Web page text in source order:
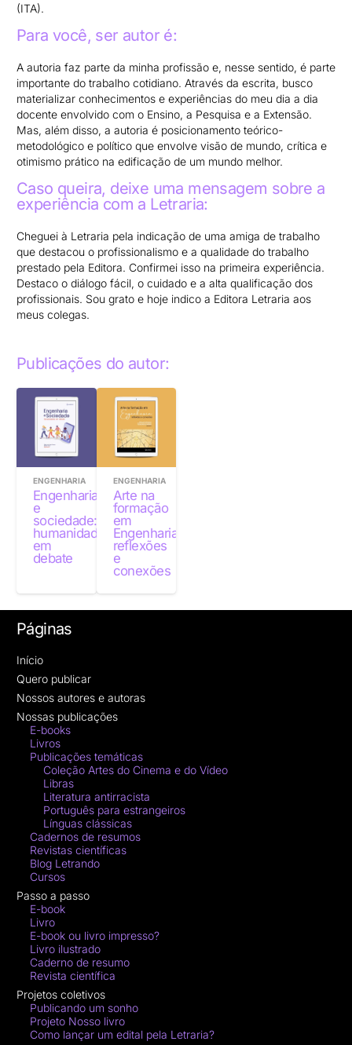
(ITA).
Para você, ser autor é:
A autoria faz parte da minha profissão e, nesse sentido, é parte
importante do trabalho cotidiano. Através da escrita, busco
materializar conhecimentos e experiências do meu dia a dia
docente envolvido com o Ensino, a Pesquisa e a Extensão.
Mas, além disso, a autoria é posicionamento teórico-
metodológico e político que envolve visão de mundo, crítica e
otimismo prático na edificação de um mundo melhor.
Caso queira, deixe uma mensagem sobre a
experiência com a Letraria:
Cheguei à Letraria pela indicação de uma amiga de trabalho
que destacou o profissionalismo e a qualidade do trabalho
prestado pela Editora. Confirmei isso na primeira experiência.
Destaco o diálogo fácil, o cuidado e a alta qualificação dos
profissionais. Sou grato e hoje indico a Editora Letraria aos
meus colegas.
Publicações do autor:
ENGENHARIA
Engenharia
e
sociedade:
humanidades
em
debate
ENGENHARIA
Arte na
formação
em
Engenharia:
reflexões
e
conexões
Páginas
Início
Quero publicar
Nossos autores e autoras
Nossas publicações
E-books
Livros
Publicações temáticas
Coleção Artes do Cinema e do Vídeo
Libras
Literatura antirracista
Português para estrangeiros
Línguas clássicas
Cadernos de resumos
Revistas científicas
Blog Letrando
Cursos
Passo a passo
E-book
Livro
E-book ou livro impresso?
Livro ilustrado
Caderno de resumo
Revista científica
Projetos coletivos
Publicando um sonho
Projeto Nosso livro
Como lançar um edital pela Letraria?